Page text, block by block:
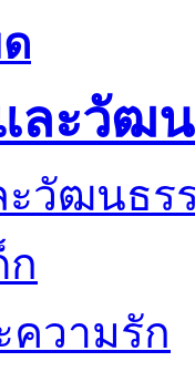
ละวัฒ
ก
ความรัก